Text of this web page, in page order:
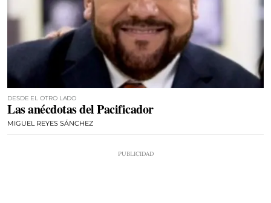
DESDE EL OTRO LADO
Las anécdotas del Pacificador
MIGUEL REYES SÁNCHEZ